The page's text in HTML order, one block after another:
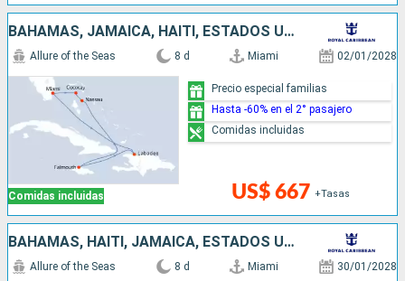
BAHAMAS, JAMAICA, HAITI, ESTADOS UNIDOS
Comidas incluidas
Allure of the Seas 8 d Miami 02/01/2028
US$ 667 +Tasas
Precio especial familias
Hasta -60% en el 2° pasajero
Comidas incluidas
BAHAMAS, HAITI, JAMAICA, ESTADOS UNIDOS
Allure of the Seas 8 d Miami 30/01/2028